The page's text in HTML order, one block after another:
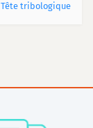
Tête tribologique